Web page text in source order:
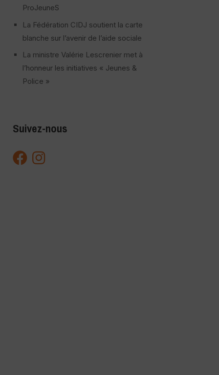
ProJeuneS
La Fédération CIDJ soutient la carte
blanche sur l’avenir de l’aide sociale
La ministre Valérie Lescrenier met à
l’honneur les initiatives « Jeunes &
Police »
Suivez-nous